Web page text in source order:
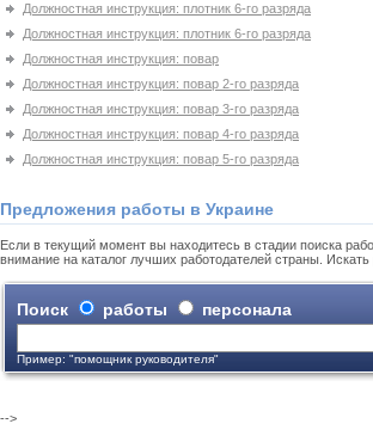
Должностная инструкция: плотник 6-го разряда
Должностная инструкция: плотник 6-го разряда
Должностная инструкция: повар
Должностная инструкция: повар 2-го разряда
Должностная инструкция: повар 3-го разряда
Должностная инструкция: повар 4-го разряда
Должностная инструкция: повар 5-го разряда
Предложения работы в Украине
Если в текущий момент вы находитесь в стадии поиска
внимание на каталог лучших работодателей страны.
Поиск работы персонала
Пример: "помощник руководителя"
-->